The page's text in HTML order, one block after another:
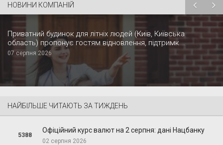
НОВИНИ КОМПАНІЙ
Приватний будинок для літніх людей (Київ, Київська
область) пропонує гостям відновлення, підтримк...
07 серпня 2026
НАЙБІЛЬШЕ ЧИТАЮТЬ ЗА ТИЖДЕНЬ
5388
Офіційний курс валют на 2 серпня: дані Нацбанку
02 серпня 2026